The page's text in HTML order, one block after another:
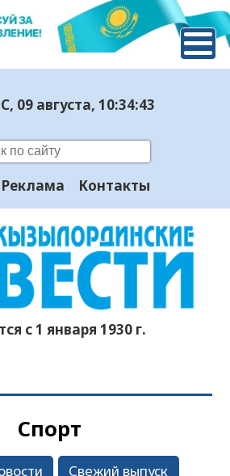
, 09 августа, 10:34:44
Реклама Контакты
с 1 января 1930 г.
Спорт
Свежий выпуск